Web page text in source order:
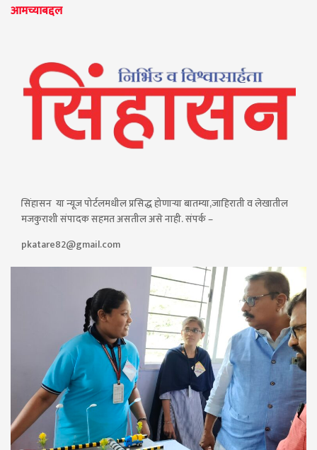
आमच्याबद्दल
सिंहासन या न्यूज पोर्टलमधील प्रसिद्ध होणाऱ्या बातम्या,जाहिराती व लेखातील
मजकुराशी संपादक सहमत असतील असे नाही. संपर्क –
pkatare82@gmail.com